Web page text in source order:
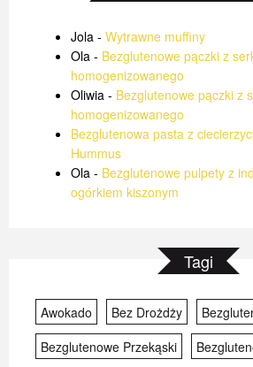
Jola - Wytrawne muffiny
Ola - Bezglutenowe pączki z
homogenizowanego
Oliwia - Bezglutenowe pączki z
homogenizowanego
Bezglutenowa pasta z
Hummus
Ola - Bezglutenowe pulpety z
ogórkiem kiszonym
Tagi
Awokado Bez Drożdży
Bezglutenowe Przekąski